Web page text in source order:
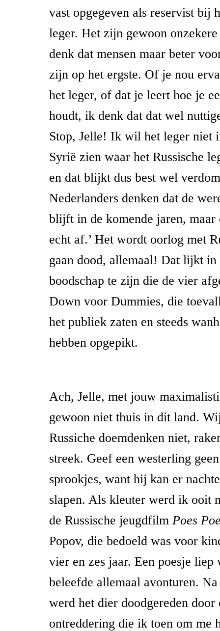
vast opgegeven als reservist bij
leger. Het zijn gewoon
denk dat mensen maar beter
zijn op het ergste. Of je nou
het leger, of dat je leert hoe je
houdt, ik denk dat dat wel
Stop, Jelle! Ik wil het leger niet
Syrië zien waar het Russische
en dat blijkt dus best wel
Nederlanders denken dat de
blijft in de komende jaren, maar
echt af.’ Het wordt oorlog met
gaan dood, allemaal! Dat lijkt in
boodschap te zijn die de vier
Down voor Dummies, die
het publiek zaten en steeds
hebben opgepikt.
Ach, Jelle, met jouw
gewoon niet thuis in dit land.
Russiche doemdenken niet,
streek. Geef een westerling
sprookjes, want hij kan er
slapen. Als kleuter werd ik ooit
de Russische jeugdfilm Poes
Popov, die bedoeld was voor
vier en zes jaar. Een poesje liep
beleefde allemaal avonturen.
werd het dier doodgereden door
ontreddering die ik toen om me